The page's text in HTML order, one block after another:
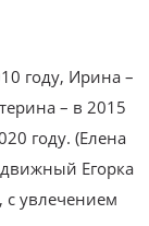
году, Ирина –
– в 2015
году. (Елена
Егорка
с увлечением